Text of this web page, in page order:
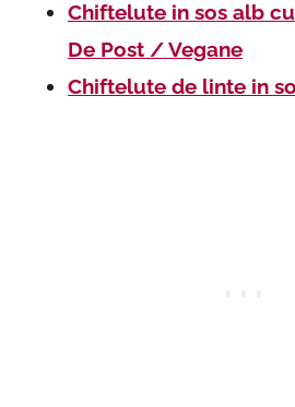
Chiftelute in sos alb
De Post / Vegane
Chiftelute de linte in